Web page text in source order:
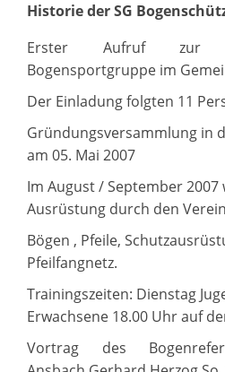
Historie der SG
Erster Aufruf zur
Bogensportgruppe im
Der Einladung folgten 11
Gründungsversammlung in
am 05. Mai 2007
Im August / September
Ausrüstung durch den
Bögen , Pfeile,
Pfeilfangnetz.
Trainingszeiten: Dienstag
Erwachsene 18.00 Uhr auf
Vortrag des